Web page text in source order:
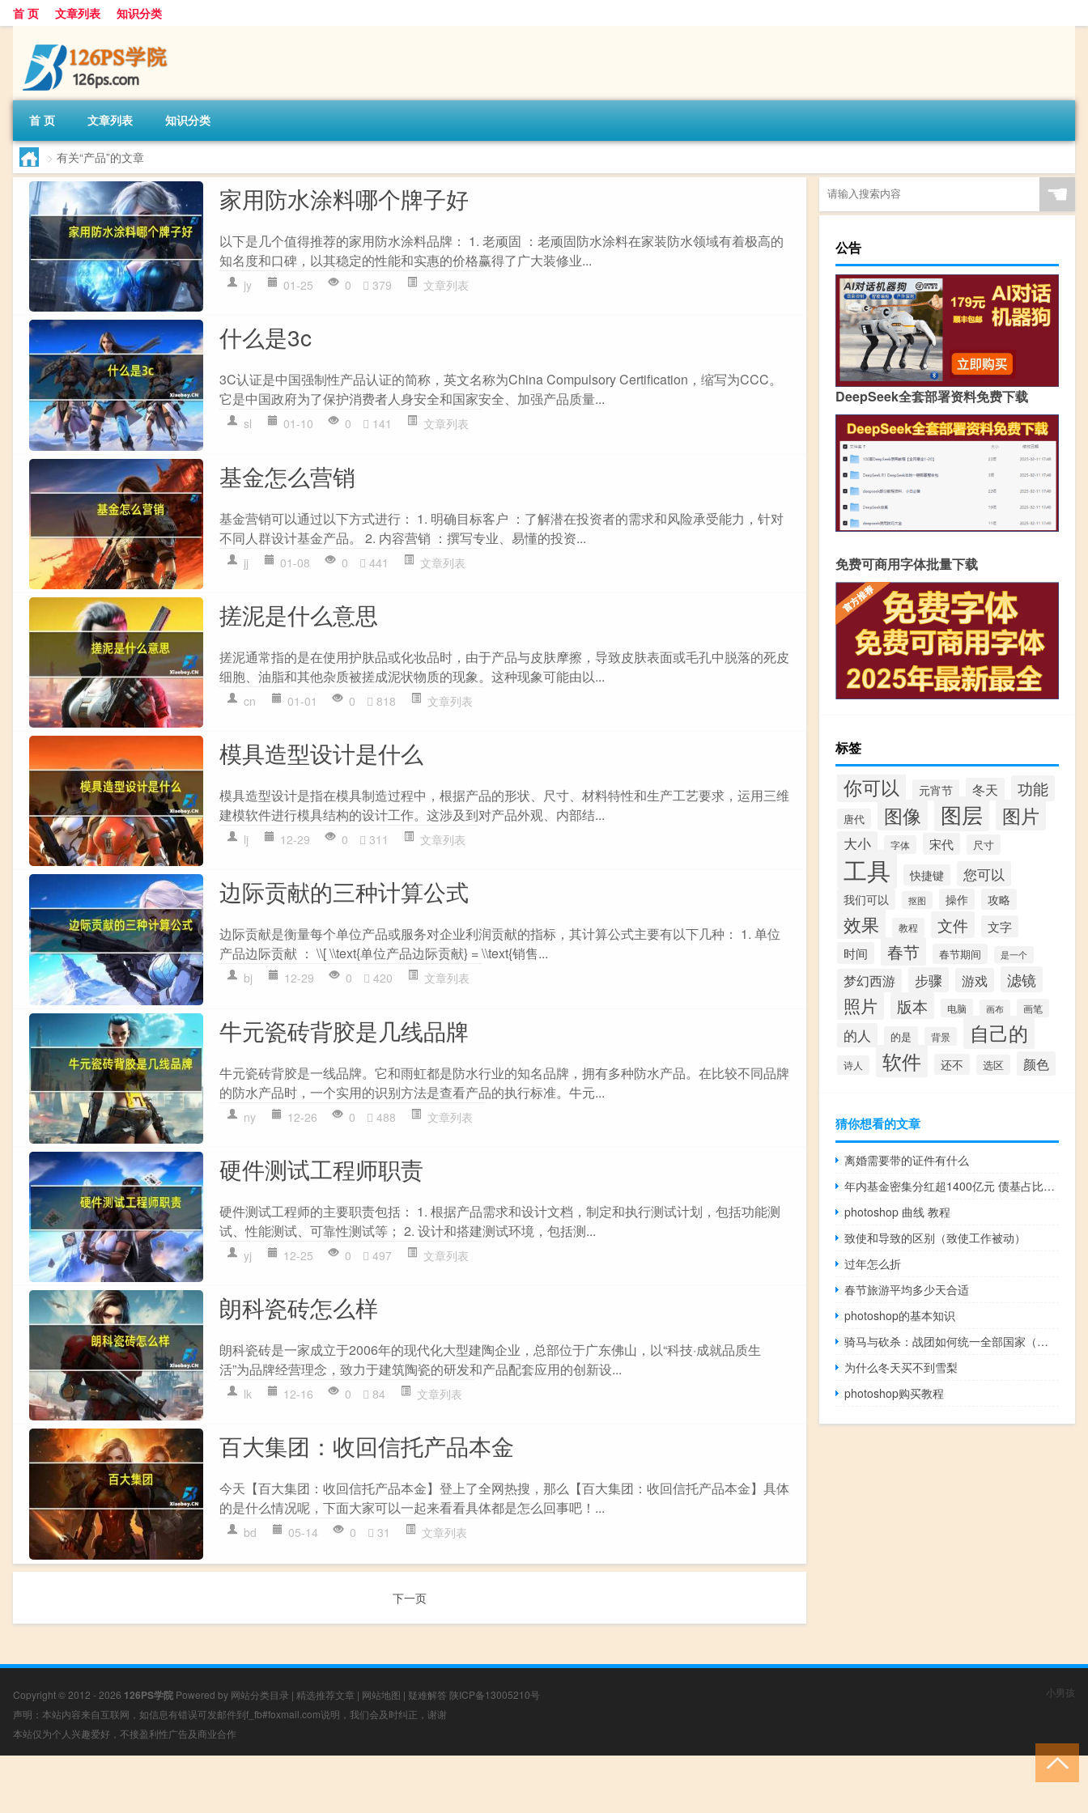
首 页 文章列表 知识分类
首 页 文章列表 知识分类
> 有关“产品”的文章
家用防水涂料哪个牌子好
以下是几个值得推荐的家用防水涂料品牌： 1. 老顽固 ：老顽固防水涂料在家装防水领域有着极高的
知名度和口碑，以其稳定的性能和实惠的价格赢得了广大装修业...
jy 01-25 0 379 文章列表
什么是3c
3C认证是中国强制性产品认证的简称，英文名称为China Compulsory Certification，缩写为CCC。
它是中国政府为了保护消费者人身安全和国家安全、加强产品质量...
sl 01-10 0 141 文章列表
基金怎么营销
基金营销可以通过以下方式进行： 1. 明确目标客户 ：了解潜在投资者的需求和风险承受能力，针对
不同人群设计基金产品。 2. 内容营销 ：撰写专业、易懂的投资...
jj 01-08 0 441 文章列表
搓泥是什么意思
搓泥通常指的是在使用护肤品或化妆品时，由于产品与皮肤摩擦，导致皮肤表面或毛孔中脱落的死皮
细胞、油脂和其他杂质被搓成泥状物质的现象。这种现象可能由以...
cn 01-01 0 818 文章列表
模具造型设计是什么
模具造型设计是指在模具制造过程中，根据产品的形状、尺寸、材料特性和生产工艺要求，运用三维
建模软件进行模具结构的设计工作。这涉及到对产品外观、内部结...
lj 12-29 0 311 文章列表
边际贡献的三种计算公式
边际贡献是衡量每个单位产品或服务对企业利润贡献的指标，其计算公式主要有以下几种： 1. 单位
产品边际贡献 ： \\[ \\text{单位产品边际贡献} = \\text{销售...
bj 12-29 0 420 文章列表
牛元瓷砖背胶是几线品牌
牛元瓷砖背胶是一线品牌。它和雨虹都是防水行业的知名品牌，拥有多种防水产品。在比较不同品牌
的防水产品时，一个实用的识别方法是查看产品的执行标准。牛元...
ny 12-26 0 488 文章列表
硬件测试工程师职责
硬件测试工程师的主要职责包括： 1. 根据产品需求和设计文档，制定和执行测试计划，包括功能测
试、性能测试、可靠性测试等； 2. 设计和搭建测试环境，包括测...
yj 12-25 0 497 文章列表
朗科瓷砖怎么样
朗科瓷砖是一家成立于2006年的现代化大型建陶企业，总部位于广东佛山，以“科技·成就品质生
活”为品牌经营理念，致力于建筑陶瓷的研发和产品配套应用的创新设...
lk 12-16 0 84 文章列表
百大集团：收回信托产品本金
今天【百大集团：收回信托产品本金】登上了全网热搜，那么【百大集团：收回信托产品本金】具体
的是什么情况呢，下面大家可以一起来看看具体都是怎么回事吧！...
bd 05-14 0 31 文章列表
下一页
☚
公告
DeepSeek全套部署资料免费下载
免费可商用字体批量下载
标签
你可以 元宵节 冬天 功能
唐代 图像 图层 图片
大小 字体 宋代 尺寸
工具 快捷键 您可以
我们可以 抠图 操作 攻略
效果 教程 文件
文字
时间
春节 春节期间 是一个
梦幻西游 步骤 游戏 滤镜
照片 版本 电脑 画布 画笔
的人 的是 背景 自己的
诗人 软件 还不 选区 颜色
猜你想看的文章
离婚需要带的证件有什么
年内基金密集分红超1400亿元 债基占比逾八成
photoshop 曲线 教程
致使和导致的区别（致使工作被动）
过年怎么折
春节旅游平均多少天合适
photoshop的基本知识
骑马与砍杀：战团如何统一全部国家（骑马与砍杀：战团统一之路攻略）
为什么冬天买不到雪梨
photoshop购买教程
Copyright © 2012 - 2026 126PS学院 Powered by 网站分类目录 | 精选推荐文章 | 网站地图 | 疑难解答 陕ICP备13005210号
声明：本站内容来自互联网，如信息有错误可发邮件到f_fb#foxmail.com说明，我们会及时纠正，谢谢
本站仅为个人兴趣爱好，不接盈利性广告及商业合作
小男孩